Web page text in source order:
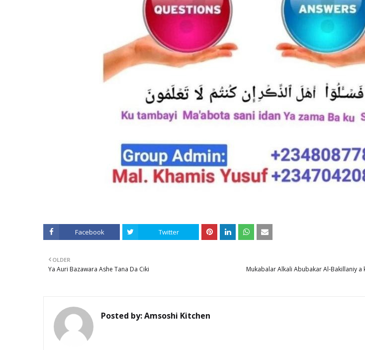
Facebook Twitter
Mukabalar Alkali Abubakar Al-Bakillaniy a
OLDER
Ya Auri Bazawara Ashe Tana Da Ciki
Posted by:Amsoshi Kitchen